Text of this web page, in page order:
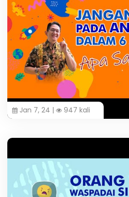
Jan 7, 24 | 947 kali